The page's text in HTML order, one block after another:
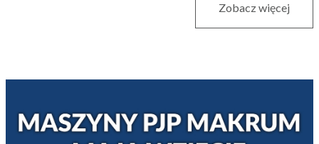
Zobacz więcej